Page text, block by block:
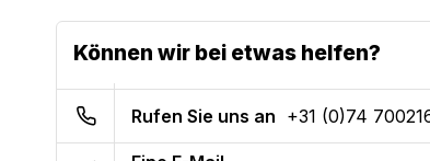
Können wir bei etwas helfen?
Rufen Sie uns an +31 (0)74